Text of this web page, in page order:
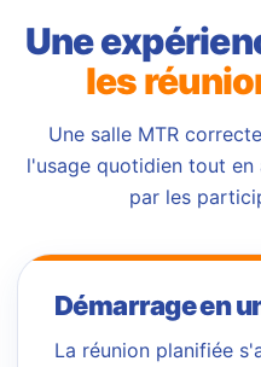
Une
les
Une salle MTR
l'usage quotidien tout
par les
Démarrage en
La réunion planifiée